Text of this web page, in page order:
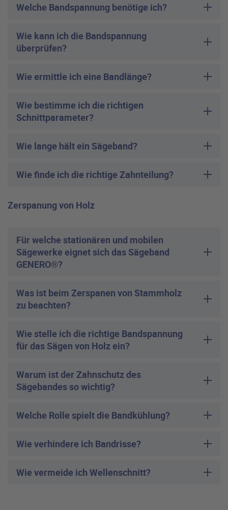
Welche Bandspannung benötige ich?
Wie kann ich die Bandspannung
überprüfen?
Wie ermittle ich eine Bandlänge?
Wie bestimme ich die richtigen
Schnittparameter?
Wie lange hält ein Sägeband?
Wie finde ich die richtige Zahnteilung?
Zerspanung von Holz
Für welche stationären und mobilen
Sägewerke eignet sich das Sägeband
GENERO®?
Was ist beim Zerspanen von Stammholz
zu beachten?
Wie stelle ich die richtige Bandspannung
für das Sägen von Holz ein?
Warum ist der Zahnschutz des
Sägebandes so wichtig?
Welche Rolle spielt die Bandkühlung?
Wie verhindere ich Bandrisse?
Wie vermeide ich Wellenschnitt?